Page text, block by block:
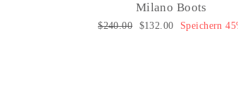
Milano Boots
Normaler
$240.00 Sonderpreis
$132.00 Speichern